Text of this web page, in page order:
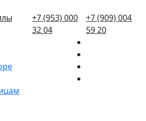
+7 (953) 000
32 04
+7 (909) 004
59 20